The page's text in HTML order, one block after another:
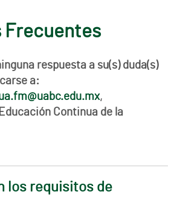
Frecuentes
respuesta a su(s) duda(s)
a:
,
Continua de la
los requisitos de